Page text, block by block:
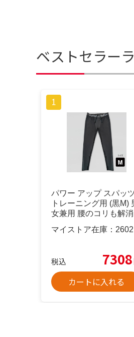
ベストセラー
パワー アップ スパッ
トレーニング用 (黒M)
女兼用 腰のコリも解消
マイストア在庫： 2602
税込 7308
カートに入れる